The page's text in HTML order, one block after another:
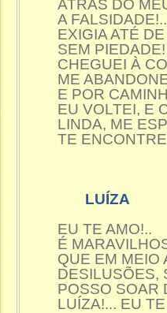
ATRÁS DO
A
EXIGIA ATÉ
SEM PIEDADE!
CHEGUEI À
ME
E POR
EU VOLTEI, E
LINDA, ME
TE
LUÍZA
EU TE AMO!..
É
QUE EM MEIO
DESILUSÕES,
POSSO SOAR
LUÍZA!... EU